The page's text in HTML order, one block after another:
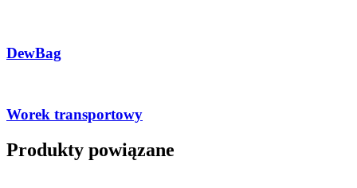
DewBag
Worek transportowy
Produkty powiązane